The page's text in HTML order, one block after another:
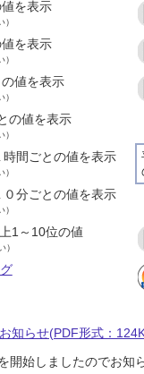
を表示
を表示
値を表示
の値を表示
間ごとの値を表示
分ごとの値を表示
1～10位の値
）
知らせ(PDF形式：
開始しましたのでお知